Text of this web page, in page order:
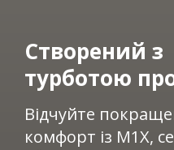
Створений з
турботою
Відчуйте
комфорт із M1X,